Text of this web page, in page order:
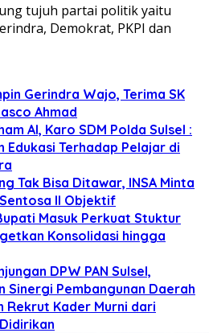
tujuh partai politik yaitu
Demokrat, PKPI dan
Gerindra Wajo, Terima SK
Ahmad
AI, Karo SDM Polda Sulsel :
Edukasi Terhadap Pelajar di
Tak Bisa Ditawar, INSA Minta
II Objektif
Masuk Perkuat Stuktur
Konsolidasi hingga
DPW PAN Sulsel,
Sinergi Pembangunan Daerah
Rekrut Kader Murni dari